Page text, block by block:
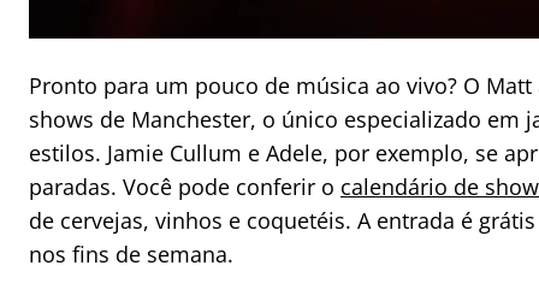
Pronto para um pouco de música ao vivo? O
shows de Manchester, o único especializado em
estilos. Jamie Cullum e Adele, por exemplo, se
paradas. Você pode conferir o calendário de
de cervejas, vinhos e coquetéis. A entrada é
nos fins de semana.